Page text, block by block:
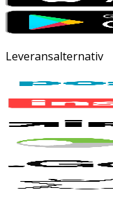
Leveransalternativ